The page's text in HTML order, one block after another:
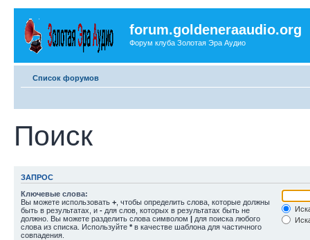
forum.goldeneraaudio.org
Форум клуба Золотая Эра Аудио
Список форумов
Поиск
ЗАПРОС
Ключевые слова:
Вы можете использовать + , чтобы определить слова, которые должны
быть в результатах, и - для слов, которых в результатах быть не
должно. Вы можете разделить слова символом | для поиска любого
слова из списка. Используйте * в качестве шаблона для частичного
совпадения.